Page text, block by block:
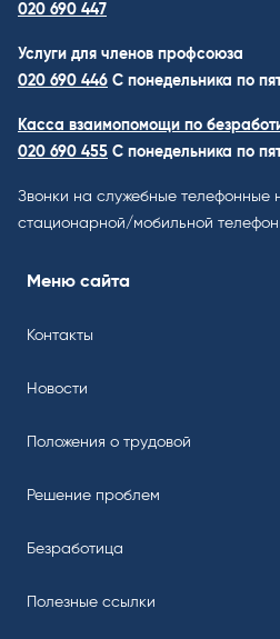
020 690 447
Услуги для членов профсоюза
020 690 446 C понедельника по
Касса взаимопомощи по
020 690 455 С понедельника по
Звонки на служебные телефонные
стационарной/мобильной
Меню сайта
Контакты
Новости
Положения о трудовой
Решение проблем
Безработица
Полезные ссылки